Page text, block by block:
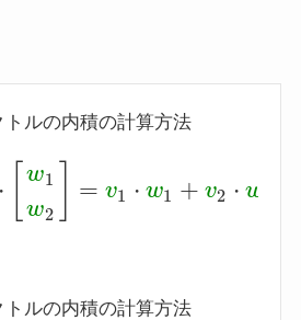
トルの内積の計算方法
⋅ w1
w2
= v1 ⋅ w1 + v2 ⋅ w
v w w2] =v 1⋅ w1 +v2 ⋅w 2
トルの内積の計算方法